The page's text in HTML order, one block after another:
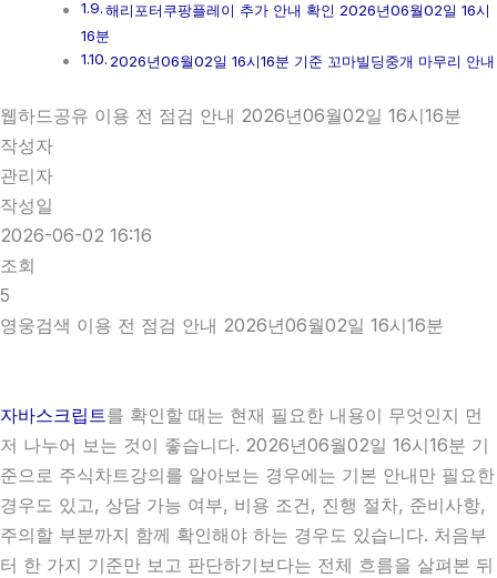
해리포터쿠팡플레이 추가 안내 확인 2026년06월02일 16시
16분
2026년06월02일 16시16분 기준 꼬마빌딩중개 마무리 안내
웹하드공유 이용 전 점검 안내 2026년06월02일 16시16분
작성자
관리자
작성일
2026-06-02 16:16
조회
5
영웅검색 이용 전 점검 안내 2026년06월02일 16시16분
자바스크립트를 확인할 때는 현재 필요한 내용이 무엇인지 먼
저 나누어 보는 것이 좋습니다. 2026년06월02일 16시16분 기
준으로 주식차트강의를 알아보는 경우에는 기본 안내만 필요한
경우도 있고, 상담 가능 여부, 비용 조건, 진행 절차, 준비사항,
주의할 부분까지 함께 확인해야 하는 경우도 있습니다. 처음부
터 한 가지 기준만 보고 판단하기보다는 전체 흐름을 살펴본 뒤